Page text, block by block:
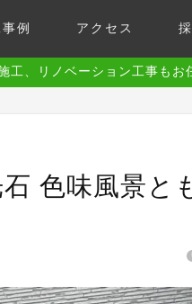
例 アクセス
工、リノベーション工事もお
色味風景と